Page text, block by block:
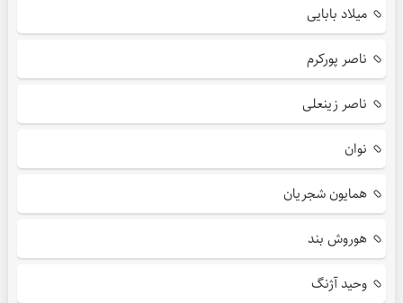
میلاد بابایی
ناصر پورکرم
ناصر زینعلی
نوان
همایون شجریان
هوروش بند
وحید آژنگ